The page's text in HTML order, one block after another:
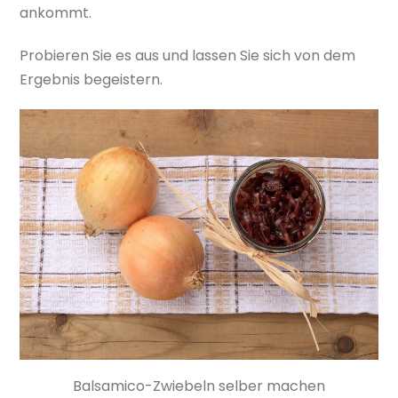
ankommt.
Probieren Sie es aus und lassen Sie sich von dem
Ergebnis begeistern.
Balsamico-Zwiebeln selber machen